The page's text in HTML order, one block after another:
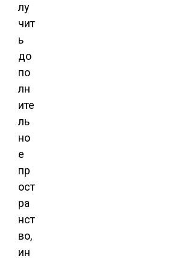
лу
чит
ь
до
по
лн
ите
ль
но
е
пр
ост
ра
нст
во,
ин